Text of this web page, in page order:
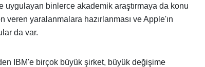
uygulayan binlerce akademik araştırmaya da konu
yaralanmalara hazırlanması ve Apple'ın
da var.
IBM'e birçok büyük şirket, büyük değişime